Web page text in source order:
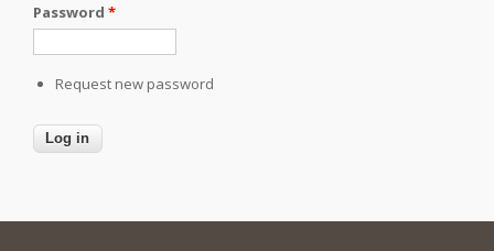
Password *
Request new password